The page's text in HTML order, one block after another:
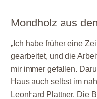
Mondholz aus
„Ich habe früher eine
gearbeitet, und die
mir immer gefallen.
Haus auch selbst im
Leonhard Plattner. Die